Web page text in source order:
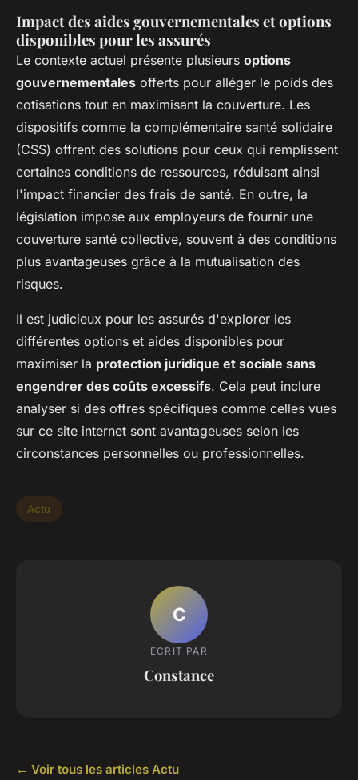
Impact des aides gouvernementales et options
disponibles pour les assurés
Le contexte actuel présente plusieurs options
gouvernementales offerts pour alléger le poids des
cotisations tout en maximisant la couverture. Les
dispositifs comme la complémentaire santé solidaire
(CSS) offrent des solutions pour ceux qui remplissent
certaines conditions de ressources, réduisant ainsi
l'impact financier des frais de santé. En outre, la
législation impose aux employeurs de fournir une
couverture santé collective, souvent à des conditions
plus avantageuses grâce à la mutualisation des
risques.
Il est judicieux pour les assurés d'explorer les
différentes options et aides disponibles pour
maximiser la protection juridique et sociale sans
engendrer des coûts excessifs. Cela peut inclure
analyser si des offres spécifiques comme celles vues
sur ce site internet sont avantageuses selon les
circonstances personnelles ou professionnelles.
Actu
C
ECRIT PAR
Constance
← Voir tous les articles Actu